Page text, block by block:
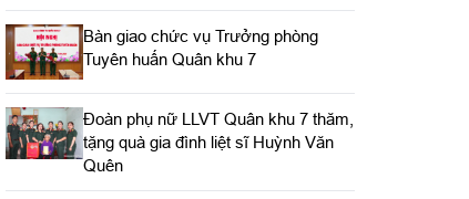
Bàn giao chức vụ Trưởng phòng
Tuyên huấn Quân khu 7
Đoàn phụ nữ LLVT Quân khu 7 thăm,
tặng quà gia đình liệt sĩ Huỳnh Văn
Quên